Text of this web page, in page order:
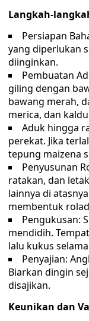
Langkah-
Persiapan
yang diperlukan
diinginkan.
Pembuatan
giling dengan
bawang merah,
merica, dan
Aduk hingga
perekat. Jika
tepung maizena
Penyusunan
ratakan, dan
lainnya di
membentuk
Pengukusan:
mendidih.
lalu kukus
Penyajian:
Biarkan dingin
disajikan.
Keunikan dan